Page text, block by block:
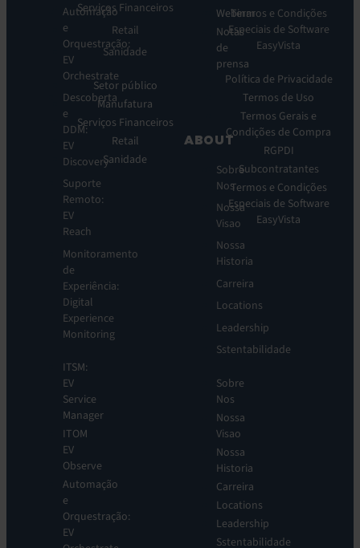
Automação
e
Orquestração:
EV
Orchestrate
Descoberta
e
DDM:
EV
Discovery
Suporte
Remoto:
EV
Reach
Monitoramento
de
Experiência:
Digital
Experience
Monitoring
ITSM:
EV
Service
Manager
ITOM
EV
Observe
Automação
e
Orquestração:
EV
Serviços Financeiros
Retail
Sanidade
Setor público
Manufatura
Serviços Financeiros
Retail
Sanidade
Webinar
Notas
de
prensa
ABOUT
Sobre
Nos
Nossa
Visao
Nossa
Historia
Carreira
Locations
Leadership
Sstentabilidade
Sobre
Nos
Nossa
Visao
Nossa
Historia
Carreira
Locations
Leadership
Sstentabilidade
Termos e Condições
Especiais de Software
EasyVista
Política de Privacidade
Termos de Uso
Termos Gerais e
Condições de Compra
RGPDI
Subcontratantes
Termos e Condições
Especiais de Software
EasyVista